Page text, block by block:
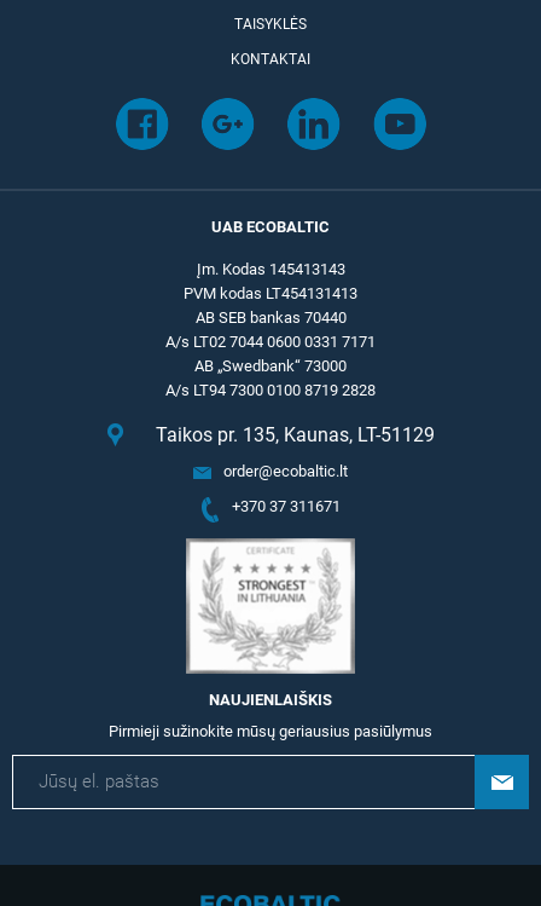
TAISYKLĖS
KONTAKTAI
UAB ECOBALTIC
Įm. Kodas 145413143
PVM kodas LT454131413
AB SEB bankas 70440
A/s LT02 7044 0600 0331 7171
AB „Swedbank“ 73000
A/s LT94 7300 0100 8719 2828
Taikos pr. 135, Kaunas, LT-51129
order@ecobaltic.lt
+370 37 311671
NAUJIENLAIŠKIS
Pirmieji sužinokite mūsų geriausius pasiūlymus